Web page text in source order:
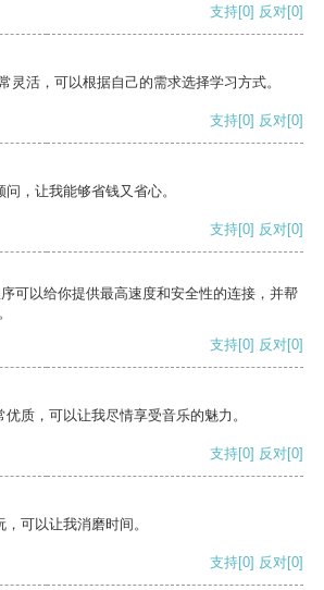
支持[0] 反对[0]
灵活，可以根据自己的需求选择学习方式。
支持[0] 反对[0]
，让我能够省钱又省心。
支持[0] 反对[0]
可以给你提供最高速度和安全性的连接，并帮
支持[0] 反对[0]
质，可以让我尽情享受音乐的魅力。
支持[0] 反对[0]
可以让我消磨时间。
支持[0] 反对[0]